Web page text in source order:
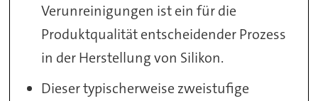
Verunreinigungen ist ein für die
Produktqualität entscheidender Prozess
in der Herstellung von Silikon.
Dieser typischerweise zweistufige